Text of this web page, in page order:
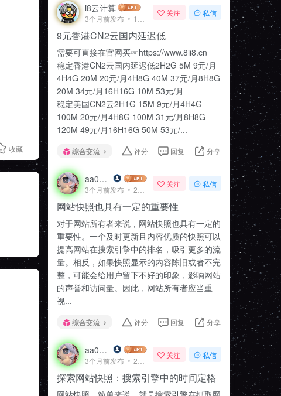
收藏
i8云计算
3个月前发布 14次阅读
关注 私信
9元香港CN2云国内延迟低
需要可直接在官网买☞https://www.8ii8.cn
稳定香港CN2云国内延迟低2H2G 5M 9元/月
4H4G 20M 20元/月4H8G 40M 37元/月8H8G
20M 34元/月16H16G 10M 53元/月
稳定美国CN2云2H1G 15M 9元/月4H4G
100M 20元/月4H8G 100M 31元/月8H8G
120M 49元/月16H16G 50M 53元/...
综合交流 评分 回复 分享
aa020z
3个月前发布 21次阅读
关注 私信
网站快照也具有一定的重要性
对于网站所有者来说，网站快照也具有一定的
重要性。一个及时更新且内容优质的快照可以
提高网站在搜索引擎中的排名，吸引更多的流
量。相反，如果快照显示的内容陈旧或者不完
整，可能会给用户留下不好的印象，影响网站
的声誉和访问量。因此，网站所有者应当重
视...
综合交流 评分 回复 分享
aa020z
3个月前发布 21次阅读
关注 私信
探索网站快照：搜索引擎中的时间定格